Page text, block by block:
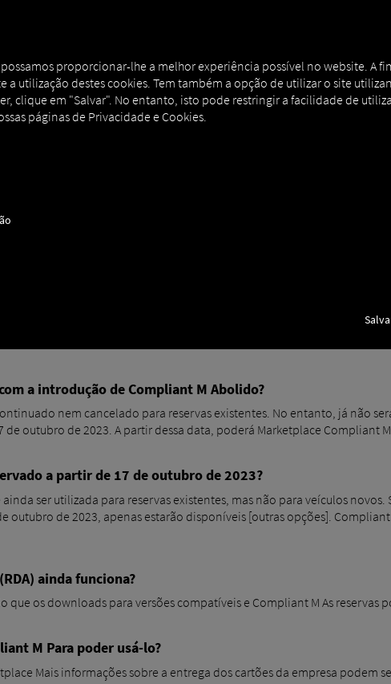
em relação à transição.
a introdução de Compliant M Abolido?
nem cancelado para reservas existentes. No entanto, já não
outubro de 2023. A partir dessa data, poderá Marketplace Compliant
a partir de 17 de outubro de 2023?
ser utilizada para reservas existentes, mas não para veículos
outubro de 2023, apenas estarão disponíveis [outras opções].
ainda funciona?
que os downloads para versões compatíveis e Compliant M As reservas
M Para poder usá-lo?
Mais informações sobre a entrega dos cartões da empresa podem
proporcionar-lhe a melhor experiência possível no website. A
a utilização destes cookies. Tem também a opção de utilizar o site
clique em "Salvar". No entanto, isto pode restringir a facilidade de
páginas de Privacidade e Cookies.